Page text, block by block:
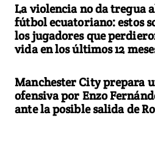
La violencia no da tregua
fútbol ecuatoriano: estos
los jugadores que
vida en los últimos 12
Manchester City prepara
ofensiva por Enzo
ante la posible salida de